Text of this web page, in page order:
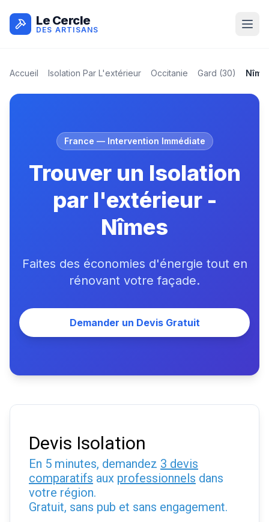
Le Cercle
DES ARTISANS
Accueil Isolation Par L'extérieur Occitanie Gard (30)
France — Intervention Immédiate
Trouver un Isolation
par l'extérieur -
Nîmes
Faites des économies d'énergie tout en
rénovant votre façade.
Demander un Devis Gratuit
Devis Isolation
En 5 minutes, demandez 3 devis
comparatifs aux professionnels dans
votre région.
Gratuit, sans pub et sans engagement.